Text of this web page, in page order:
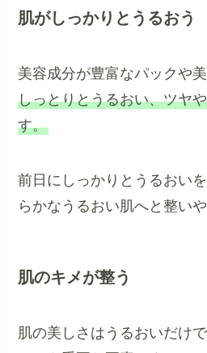
肌がしっかりとうるおう
美容成分が豊富なパックや
しっとりとうるおい、ツヤ
す。
前日にしっかりとうるおい
らかなうるおい肌へと整い
肌のキメが整う
肌の美しさはうるおいだけ